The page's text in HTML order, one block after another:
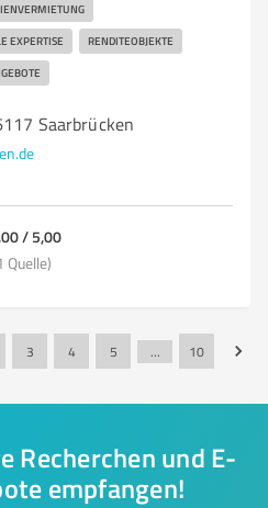
EXPERTISE RENDITEOBJEKTE
Saarbrücken
/ 5,00
Quelle)
3 4 5 … 10
Recherchen und E-
empfangen!